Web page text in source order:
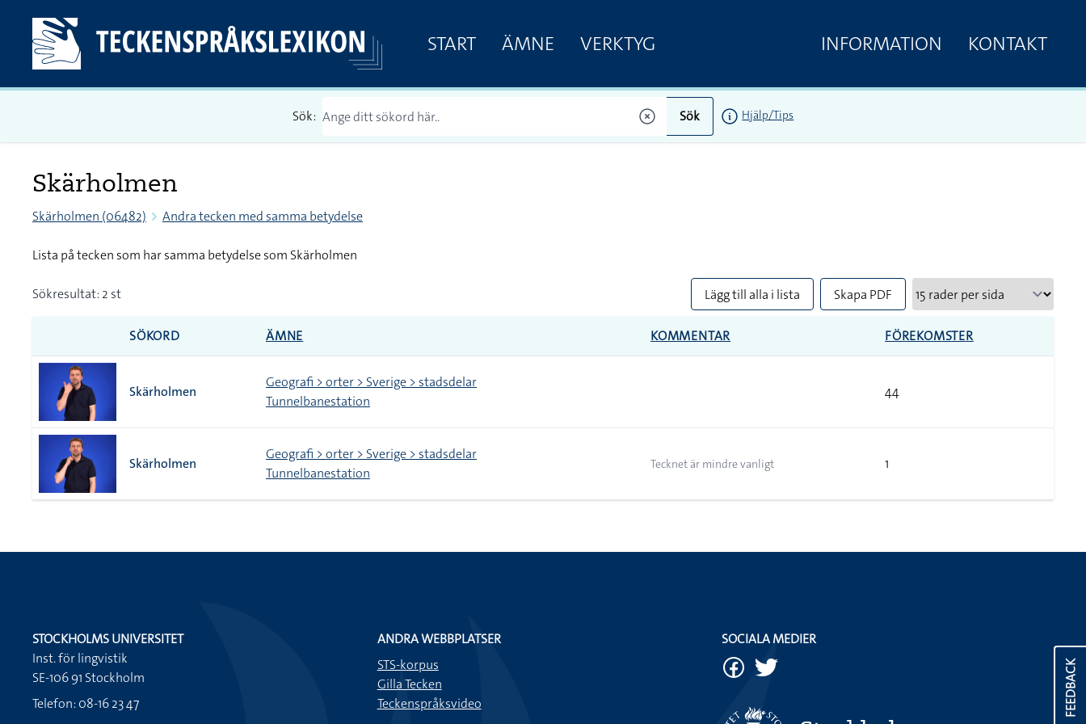
START ÄMNE VERKTYG INFORMATION KONTAKT
Sök: Sök Hjälp/Tips
Skärholmen
Skärholmen (06482) Andra tecken med samma betydelse
Lista på tecken som har samma betydelse som Skärholmen
Sökresultat: 2 st Lägg till alla i lista Skapa PDF
SÖKORD ÄMNE KOMMENTAR FÖREKOMSTER
Skärholmen
Geografi > orter > Sverige > stadsdelar
Tunnelbanestation
44
Skärholmen
Geografi > orter > Sverige > stadsdelar
Tunnelbanestation
Tecknet är mindre vanligt 1
FEEDBACK
STOCKHOLMS UNIVERSITET
Inst. för lingvistik
SE-106 91 Stockholm
Telefon: 08-16 23 47
ANDRA WEBBPLATSER
STS-korpus
Gilla Tecken
Teckenspråksvideo
SOCIALA MEDIER